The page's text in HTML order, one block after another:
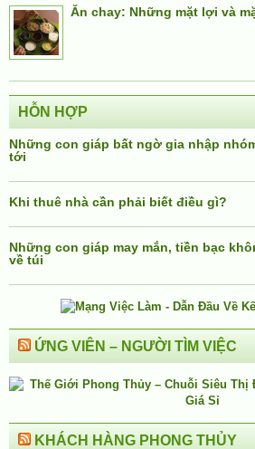
Ăn chay: Những mặt lợi và
HỖN HỢP
Những con giáp bất ngờ gia nhập
tới
Khi thuê nhà cần phải biết điều gì?
Những con giáp may mắn, tiền bạc
về túi
ỨNG VIÊN – NGƯỜI TÌM VIỆC
KHÁCH HÀNG PHONG THỦY